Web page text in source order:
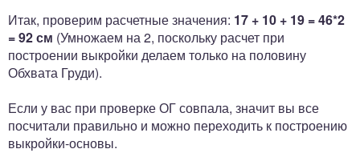
Итак, проверим расчетные значения: 17 + 10 + 19 = 46*2
= 92 см (Умножаем на 2, поскольку расчет при
построении выкройки делаем только на половину
Обхвата Груди).
Если у вас при проверке ОГ совпала, значит вы все
посчитали правильно и можно переходить к построению
выкройки-основы.